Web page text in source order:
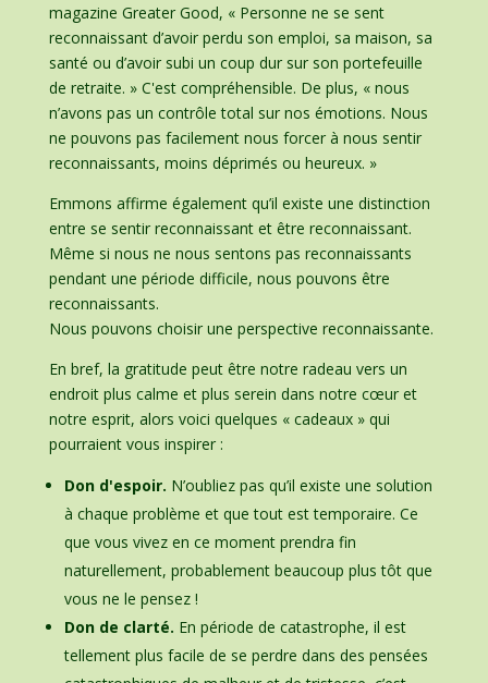
magazine Greater Good, « Personne ne se sent
reconnaissant d’avoir perdu son emploi, sa maison, sa
santé ou d’avoir subi un coup dur sur son portefeuille
de retraite. » C'est compréhensible. De plus, « nous
n’avons pas un contrôle total sur nos émotions. Nous
ne pouvons pas facilement nous forcer à nous sentir
reconnaissants, moins déprimés ou heureux. »
Emmons affirme également qu’il existe une distinction
entre se sentir reconnaissant et être reconnaissant.
Même si nous ne nous sentons pas reconnaissants
pendant une période difficile, nous pouvons être
reconnaissants.
Nous pouvons choisir une perspective reconnaissante.
En bref, la gratitude peut être notre radeau vers un
endroit plus calme et plus serein dans notre cœur et
notre esprit, alors voici quelques « cadeaux » qui
pourraient vous inspirer :
Don d'espoir. N’oubliez pas qu’il existe une solution
à chaque problème et que tout est temporaire. Ce
que vous vivez en ce moment prendra fin
naturellement, probablement beaucoup plus tôt que
vous ne le pensez !
Don de clarté. En période de catastrophe, il est
tellement plus facile de se perdre dans des pensées